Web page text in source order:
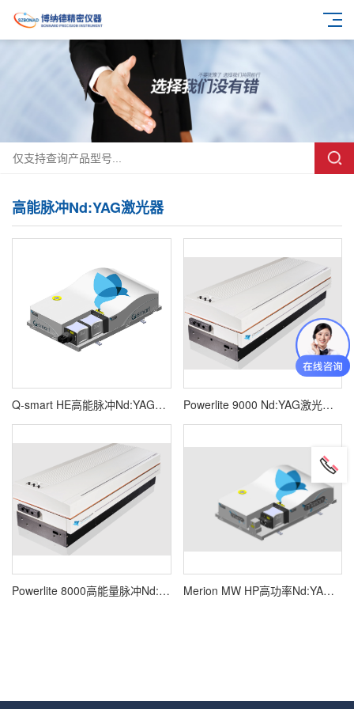
高能脉冲Nd:YAG激光器
Q-smart HE高能脉冲Nd:YAG激光器Q-smart 1200\1500\2300 Powerlite 9000 Nd:YAG激光器9010\9020\9030\9050\Plus\Plus\2J\Plus 2.5J
Powerlite 8000高能量脉冲Nd:YAG激光器8000\8010\8020\8030\8050 Merion MW HP高功率Nd:YAG激光器MERION MW 400\1000\1500